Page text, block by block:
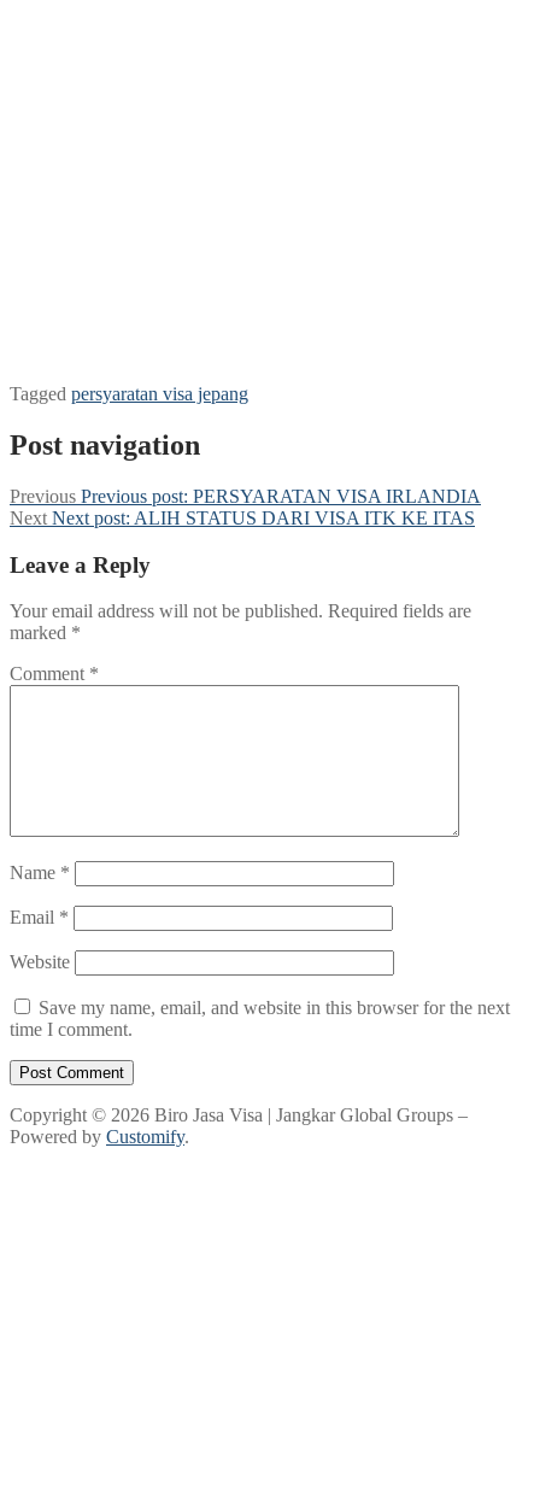
Tagged persyaratan visa jepang
Post navigation
Previous Previous post: PERSYARATAN VISA IRLANDIA
Next Next post: ALIH STATUS DARI VISA ITK KE ITAS
Leave a Reply
Your email address will not be published. Required fields are
marked *
Comment *
Name *
Email *
Website
Save my name, email, and website in this browser for the next
time I comment.
Copyright © 2026 Biro Jasa Visa | Jangkar Global Groups –
Powered by Customify.